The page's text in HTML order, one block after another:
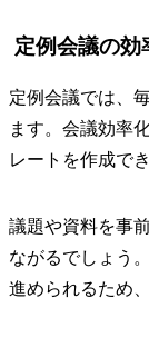
定例会議の効
定例会議では、
ます。会議効率
レートを作成でき
議題や資料を事
ながるでしょう
進められるため